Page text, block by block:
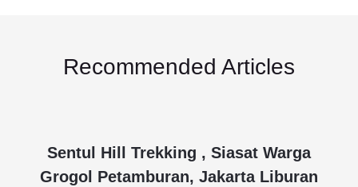
Recommended Articles
Sentul Hill Trekking , Siasat Warga
Grogol Petamburan, Jakarta Liburan